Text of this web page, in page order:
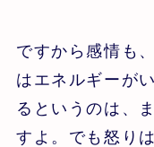
ですから感情も
はエネルギーが
るというのは、
すよ。でも怒り